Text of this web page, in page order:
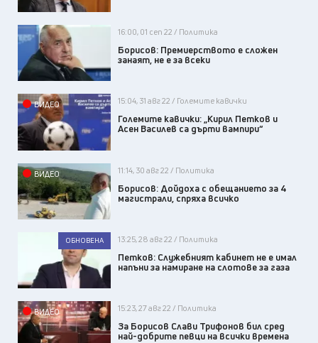
16:00, 01 сеп 22 / Политика
Борисов: Премиерството е сложен
занаят, не е за всеки
ВИДЕО 15:04, 31 авг 22 / Големите кавички
Големите кавички: „Кирил Петков и
Асен Василев са дърти вампири“
ВИДЕО 11:14, 30 авг 22 / Политика
Борисов: Дойдоха с обещанието за 4
магистрали, спряха всичко
ОБНОВЕНА 13:25, 28 авг 22 / Политика
Петков: Служебният кабинет не е имал
напъни за намиране на слотове за газа
ВИДЕО 15:23, 27 авг 22 / Политика
За Борисов Слави Трифонов бил сред
най-добрите певци на всички времена